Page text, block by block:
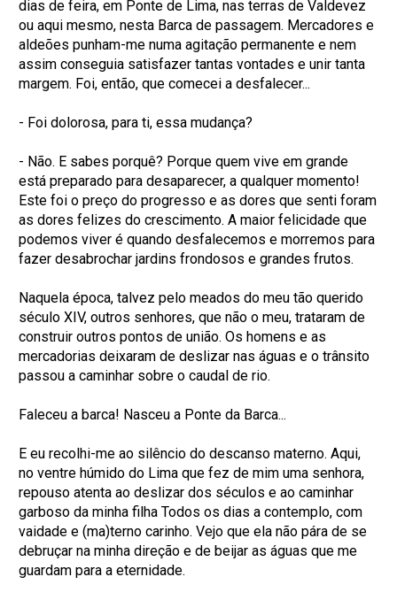
dias de feira, em Ponte de Lima, nas terras de Valdevez
ou aqui mesmo, nesta Barca de passagem. Mercadores e
aldeões punham-me numa agitação permanente e nem
assim conseguia satisfazer tantas vontades e unir tanta
margem. Foi, então, que comecei a desfalecer...
- Foi dolorosa, para ti, essa mudança?
- Não. E sabes porquê? Porque quem vive em grande
está preparado para desaparecer, a qualquer momento!
Este foi o preço do progresso e as dores que senti foram
as dores felizes do crescimento. A maior felicidade que
podemos viver é quando desfalecemos e morremos para
fazer desabrochar jardins frondosos e grandes frutos.
Naquela época, talvez pelo meados do meu tão querido
século XIV, outros senhores, que não o meu, trataram de
construir outros pontos de união. Os homens e as
mercadorias deixaram de deslizar nas águas e o trânsito
passou a caminhar sobre o caudal de rio.
Faleceu a barca! Nasceu a Ponte da Barca...
E eu recolhi-me ao silêncio do descanso materno. Aqui,
no ventre húmido do Lima que fez de mim uma senhora,
repouso atenta ao deslizar dos séculos e ao caminhar
garboso da minha filha Todos os dias a contemplo, com
vaidade e (ma)terno carinho. Vejo que ela não pára de se
debruçar na minha direção e de beijar as águas que me
guardam para a eternidade.